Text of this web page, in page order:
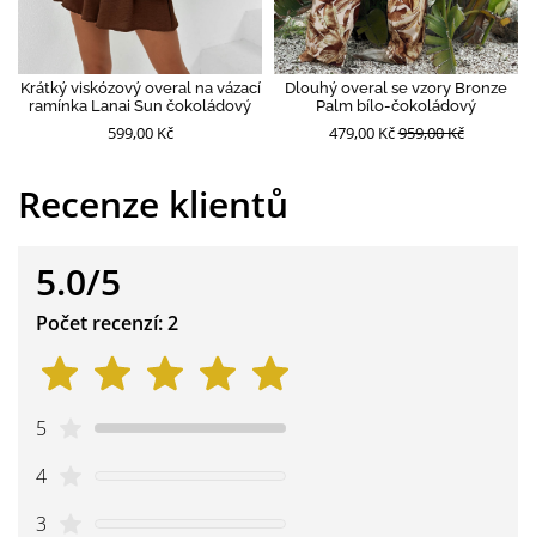
Krátký viskózový overal na vázací
ramínka Lanai Sun čokoládový
599,00 Kč
Dlouhý overal se vzory Bronze
Palm bílo-čokoládový
479,00 Kč959,00 Kč
Recenze klientů
5.0/5
Počet recenzí: 2
5
4
3